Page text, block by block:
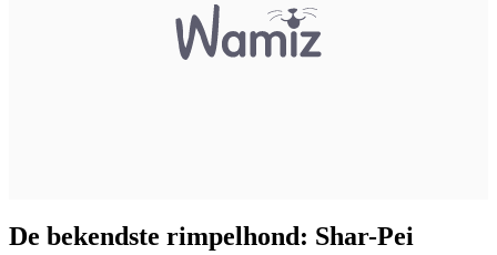
De bekendste rimpelhond: Shar-Pei